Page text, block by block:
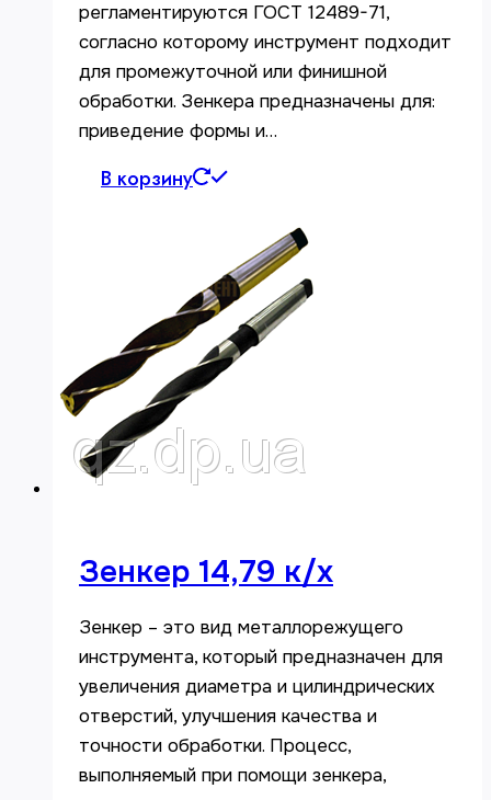
регламентируются ГОСТ 12489-71,
согласно которому инструмент подходит
для промежуточной или финишной
обработки. Зенкера предназначены для:
приведение формы и…
В корзину
Зенкер 14,79 к/х
Зенкер – это вид металлорежущего
инструмента, который предназначен для
увеличения диаметра и цилиндрических
отверстий, улучшения качества и
точности обработки. Процесс,
выполняемый при помощи зенкера,